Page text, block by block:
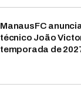
ManausFC
técnico João
temporada de